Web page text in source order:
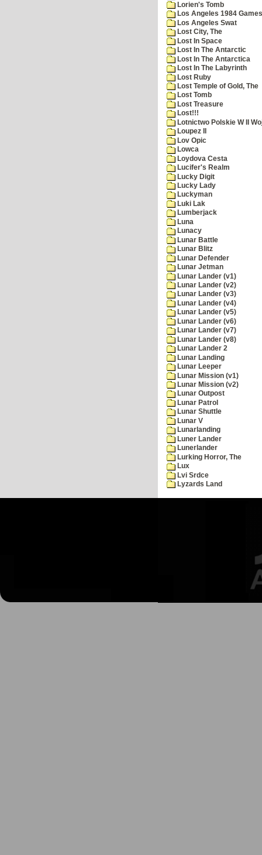
Lorien's Tomb
Los Angeles 1984 Games
Los Angeles Swat
Lost City, The
Lost In Space
Lost In The Antarctic
Lost In The Antarctica
Lost In The Labyrinth
Lost Ruby
Lost Temple of Gold, The
Lost Tomb
Lost Treasure
Lost!!!
Lotnictwo Polskie W II
Loupez II
Lov Opic
Lowca
Loydova Cesta
Lucifer's Realm
Lucky Digit
Lucky Lady
Luckyman
Luki Lak
Lumberjack
Luna
Lunacy
Lunar Battle
Lunar Blitz
Lunar Defender
Lunar Jetman
Lunar Lander (v1)
Lunar Lander (v2)
Lunar Lander (v3)
Lunar Lander (v4)
Lunar Lander (v5)
Lunar Lander (v6)
Lunar Lander (v7)
Lunar Lander (v8)
Lunar Lander 2
Lunar Landing
Lunar Leeper
Lunar Mission (v1)
Lunar Mission (v2)
Lunar Outpost
Lunar Patrol
Lunar Shuttle
Lunar V
Lunarlanding
Luner Lander
Lunerlander
Lurking Horror, The
Lux
Lvi Srdce
Lyzards Land